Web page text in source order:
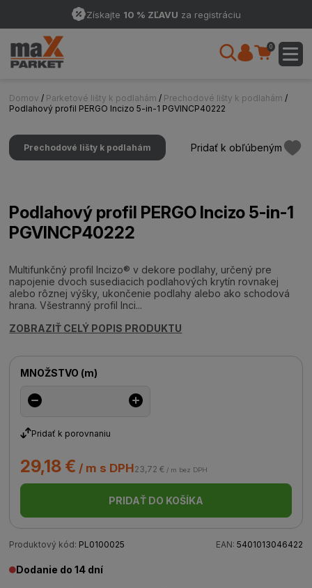
Získajte 10 % ZĽAVU za registráciu
0
Domov / Parketové lišty k podlahám / Prechodové lišty k podlahám /
Podlahový profil PERGO Incizo 5-in-1 PGVINCP40222
Prechodové lišty k podlahám Pridať k obľúbeným
Podlahový profil PERGO Incizo 5-in-1
PGVINCP40222
Multifunkčný profil Incizo® v dekore podlahy, určený pre
napojenie dvoch susediacich podlahových krytín rovnakej
alebo rôznej výšky, ukončenie podlahy alebo ako schodová
hrana. Všestranný profil Inci...
ZOBRAZIŤ CELÝ POPIS PRODUKTU
MNOŽSTVO (m)
Pridať k porovnaniu
29,18 € / m s DPH23,72 € / m bez DPH
PRIDAŤ DO KOŠÍKA
Produktový kód: PL0100025 EAN: 5401013046422
Dodanie do 14 dní